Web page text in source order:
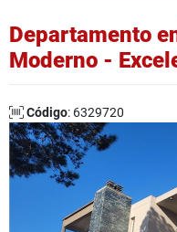
Departamento
Moderno -
Código: 6329720